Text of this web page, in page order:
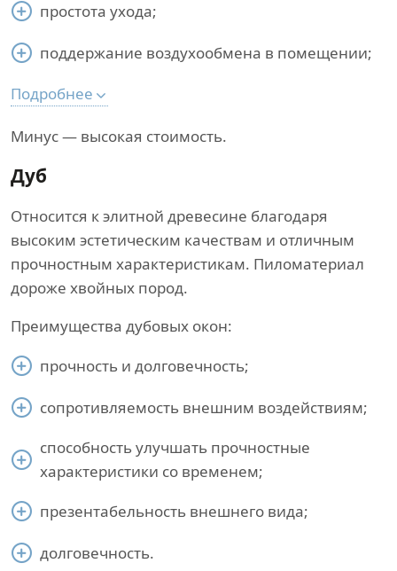
простота ухода;
поддержание воздухообмена в помещении;
Подробнее
Минус — высокая стоимость.
Дуб
Относится к элитной древесине благодаря
высоким эстетическим качествам и отличным
прочностным характеристикам. Пиломатериал
дороже хвойных пород.
Преимущества дубовых окон:
прочность и долговечность;
сопротивляемость внешним воздействиям;
способность улучшать прочностные
характеристики со временем;
презентабельность внешнего вида;
долговечность.